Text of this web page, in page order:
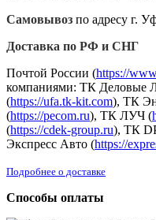
Самовывоз по адресу г.
Доставка по РФ и СНГ
Почтой России (https://
компаниями: ТК Деловые
(https://ufa.tk-kit.com), ТК
(https://pecom.ru), ТК ЛУЧ (
(https://cdek-group.ru), ТК
Экспресс Авто (https://
Подробнее о доставке
Способы оплаты